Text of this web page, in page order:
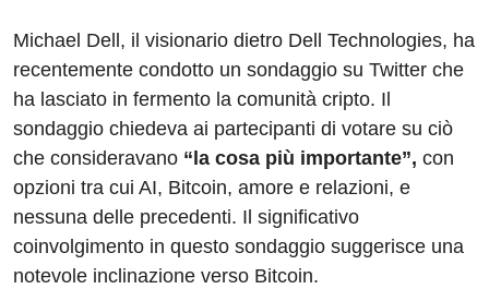
Michael Dell, il visionario dietro Dell Technologies, ha
recentemente condotto un sondaggio su Twitter che
ha lasciato in fermento la comunità cripto. Il
sondaggio chiedeva ai partecipanti di votare su ciò
che consideravano “la cosa più importante”, con
opzioni tra cui AI, Bitcoin, amore e relazioni, e
nessuna delle precedenti. Il significativo
coinvolgimento in questo sondaggio suggerisce una
notevole inclinazione verso Bitcoin.